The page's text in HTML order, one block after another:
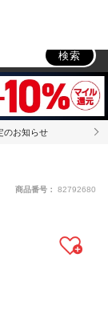
検索
のお知らせ
商品番号： 82792680